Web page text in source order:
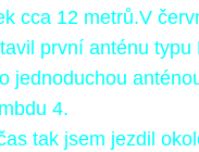
cca 12 metrů.V
první anténu typu
jednoduchou
4.
tak jsem jezdil